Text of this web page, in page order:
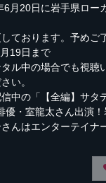
月20日に岩手県ロー
ております。予めご
19日まで
ル中の場合でも視聴
い。
中の「【全編】サ
・室龍太さん出演！
んはエンターテイナ